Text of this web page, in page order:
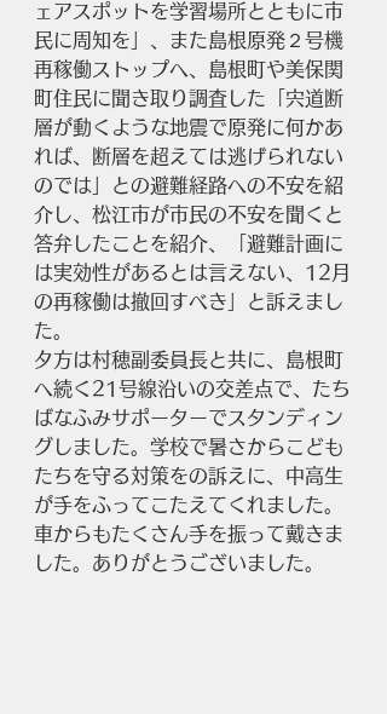
ェアスポットを学習場所とともに市
民に周知を」、また島根原発２号機
再稼働ストップへ、島根町や美保関
町住民に聞き取り調査した「宍道断
層が動くような地震で原発に何かあ
れば、断層を超えては逃げられない
のでは」との避難経路への不安を紹
介し、松江市が市民の不安を聞くと
答弁したことを紹介、「避難計画に
は実効性があるとは言えない、12月
の再稼働は撤回すべき」と訴えまし
た。
夕方は村穂副委員長と共に、島根町
へ続く21号線沿いの交差点で、たち
ばなふみサポーターでスタンディン
グしました。学校で暑さからこども
たちを守る対策をの訴えに、中高生
が手をふってこたえてくれました。
車からもたくさん手を振って戴きま
した。ありがとうございました。